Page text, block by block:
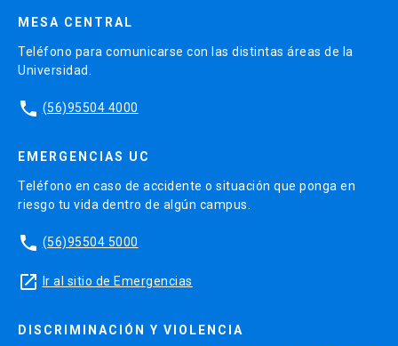
MESA CENTRAL
Teléfono para comunicarse con las distintas áreas de la
Universidad.
phone (56)95504 4000
EMERGENCIAS UC
Teléfono en caso de accidente o situación que ponga en
riesgo tu vida dentro de algún campus.
phone (56)95504 5000
launch Ir al sitio de Emergencias
DISCRIMINACIÓN Y VIOLENCIA